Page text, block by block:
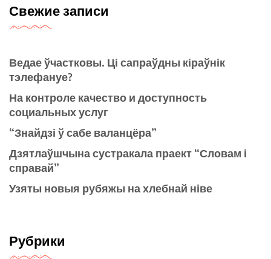
Свежие записи
Ведае ўчастковы. Ці сапраўдны кіраўнік
тэлефануе?
На контроле качество и доступность
социальных услуг
“Знайдзі ў сабе валанцёра”
Дзятлаўшчына сустракала праект “Словам і
справай”
Узяты новыя рубяжы на хлебнай ніве
Рубрики